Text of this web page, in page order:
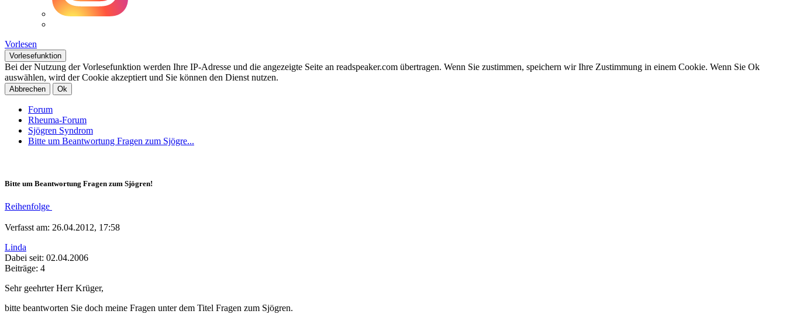
Vorlesen
Vorlesefunktion
Bei der Nutzung der Vorlesefunktion werden Ihre IP-Adresse und die angezeigte Seite an readspeaker.com übertragen. Wenn Sie zustimmen, speichern wir Ihre Zustimmung in einem Cookie. Wenn Sie Ok
auswählen, wird der Cookie akzeptiert und Sie können den Dienst nutzen.
Abbrechen Ok
Forum
Rheuma-Forum
Sjögren Syndrom
Bitte um Beantwortung Fragen zum Sjögre...
Bitte um Beantwortung Fragen zum Sjögren!
Reihenfolge
Verfasst am: 26.04.2012, 17:58
Linda
Dabei seit: 02.04.2006
Beiträge: 4
Sehr geehrter Herr Krüger,
bitte beantworten Sie doch meine Fragen unter dem Titel Fragen zum Sjögren.